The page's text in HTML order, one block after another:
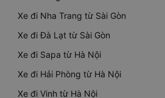
Xe đi Nha Trang từ Sài Gòn
Xe đi Đà Lạt từ Sài Gòn
Xe đi Sapa từ Hà Nội
Xe đi Hải Phòng từ Hà Nội
Xe đi Vinh từ Hà Nội